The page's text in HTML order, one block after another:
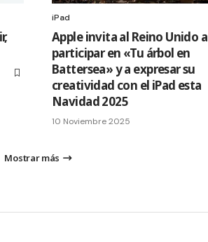
iPad
Apple invita al Reino Unido a
participar en «Tu árbol en
Battersea» y a expresar su
creatividad con el iPad esta
Navidad 2025
10 Noviembre 2025
Mostrar más